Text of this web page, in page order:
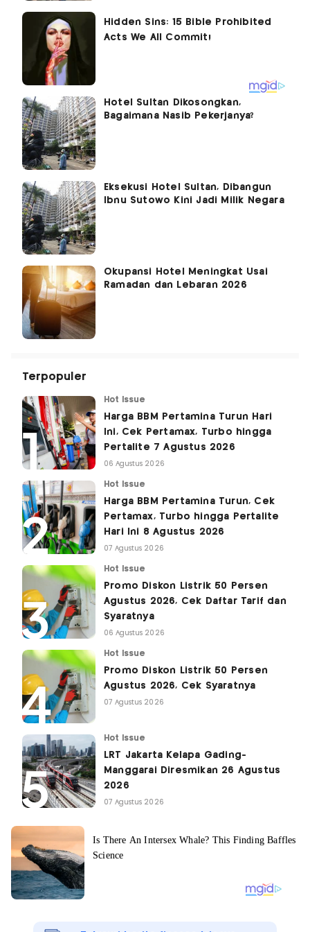
Hotel Sultan Dikosongkan,
Bagaimana Nasib Pekerjanya?
Eksekusi Hotel Sultan, Dibangun
Ibnu Sutowo Kini Jadi Milik Negara
Okupansi Hotel Meningkat Usai
Ramadan dan Lebaran 2026
Terpopuler
Hot Issue
Harga BBM Pertamina Turun Hari
Ini, Cek Pertamax, Turbo hingga
Pertalite 7 Agustus 2026
06 Agustus 2026
Hot Issue
Harga BBM Pertamina Turun, Cek
Pertamax, Turbo hingga Pertalite
Hari Ini 8 Agustus 2026
07 Agustus 2026
Hot Issue
Promo Diskon Listrik 50 Persen
Agustus 2026, Cek Daftar Tarif dan
Syaratnya
06 Agustus 2026
Hot Issue
Promo Diskon Listrik 50 Persen
Agustus 2026, Cek Syaratnya
07 Agustus 2026
Hot Issue
LRT Jakarta Kelapa Gading-
Manggarai Diresmikan 26 Agustus
2026
07 Agustus 2026